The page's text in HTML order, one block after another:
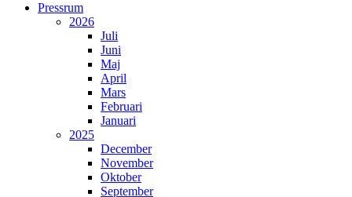
Pressrum
2026
Juli
Juni
Maj
April
Mars
Februari
Januari
2025
December
November
Oktober
September